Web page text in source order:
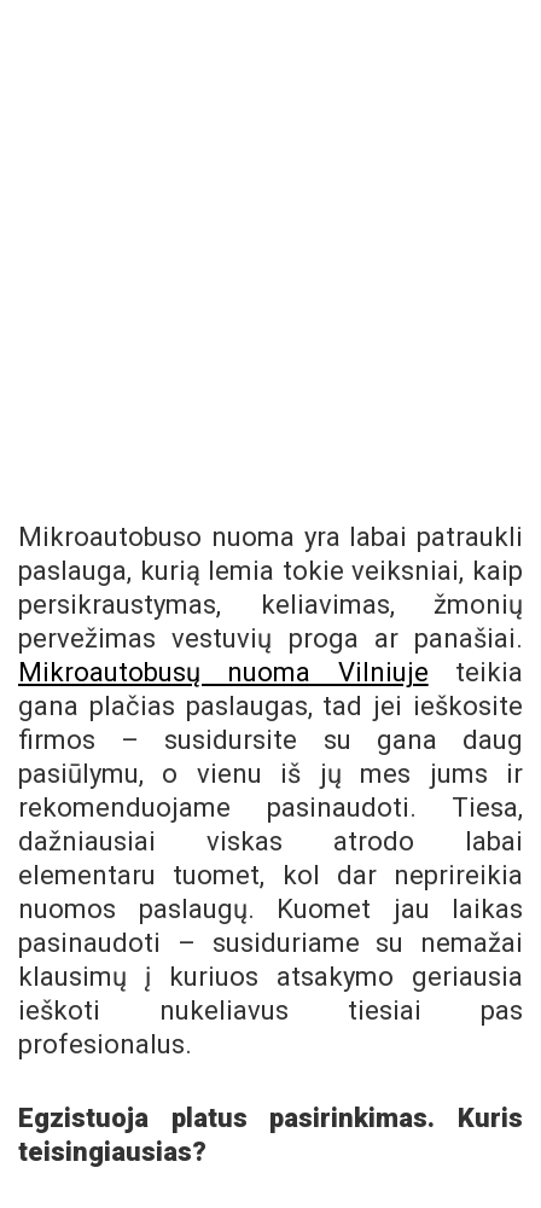
Mikroautobuso nuoma yra labai patraukli
paslauga, kurią lemia tokie veiksniai, kaip
persikraustymas, keliavimas, žmonių
pervežimas vestuvių proga ar panašiai.
Mikroautobusų nuoma Vilniuje teikia
gana plačias paslaugas, tad jei ieškosite
firmos – susidursite su gana daug
pasiūlymu, o vienu iš jų mes jums ir
rekomenduojame pasinaudoti. Tiesa,
dažniausiai viskas atrodo labai
elementaru tuomet, kol dar neprireikia
nuomos paslaugų. Kuomet jau laikas
pasinaudoti – susiduriame su nemažai
klausimų į kuriuos atsakymo geriausia
ieškoti nukeliavus tiesiai pas
profesionalus.
Egzistuoja platus pasirinkimas. Kuris
teisingiausias?